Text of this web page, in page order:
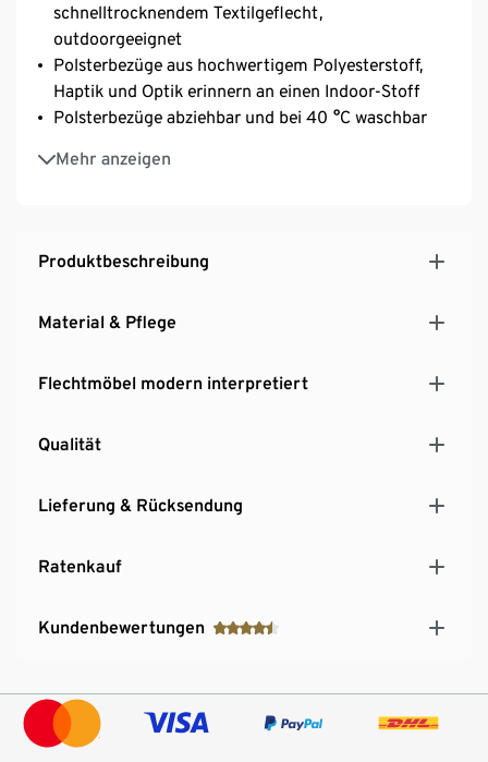
schnelltrocknendem Textilgeflecht,
outdoorgeeignet
Polsterbezüge aus hochwertigem Polyesterstoff,
Haptik und Optik erinnern an einen Indoor-Stoff
Polsterbezüge abziehbar und bei 40 °C waschbar
Mehr anzeigen
Höhenverstellbare Bodenschoner, fester Stand auch
auf unebenen Flächen
Produktbeschreibung
Material & Pflege
Flechtmöbel modern interpretiert
Qualität
Lieferung & Rücksendung
Ratenkauf
Kundenbewertungen